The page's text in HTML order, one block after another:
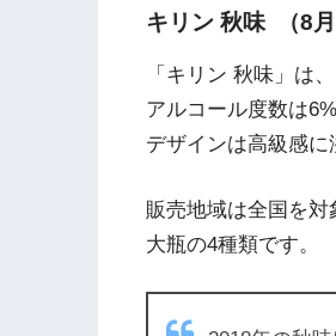
キリン 秋味 （8月
「キリン 秋味」は
アルコール度数は
デザインは高級感に
販売地域は全国を対
大瓶の4種類です。